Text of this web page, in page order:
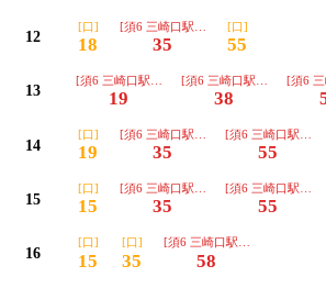
12
[口]
18
[須6 三崎口駅経由 三崎東岡]
35
[口]
55
13
[須6 三崎口駅経由 三崎東岡]
19
[須6 三崎口駅経由 三崎東
38
[須6 三
14
[口]
19
[須6 三崎口駅経由 三崎東岡]
35
[須6 三崎口駅経由
55
15
[口]
15
[須6 三崎口駅経由 三崎東岡]
35
[須6 三崎口駅経由
55
16
[口]
15
[口]
35
[須6 三崎口駅経由 三崎東岡]
58